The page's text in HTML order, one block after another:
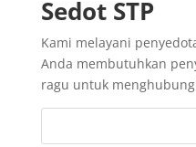
Sedot STP
Kami melayani
Anda membutuhkan
ragu untuk